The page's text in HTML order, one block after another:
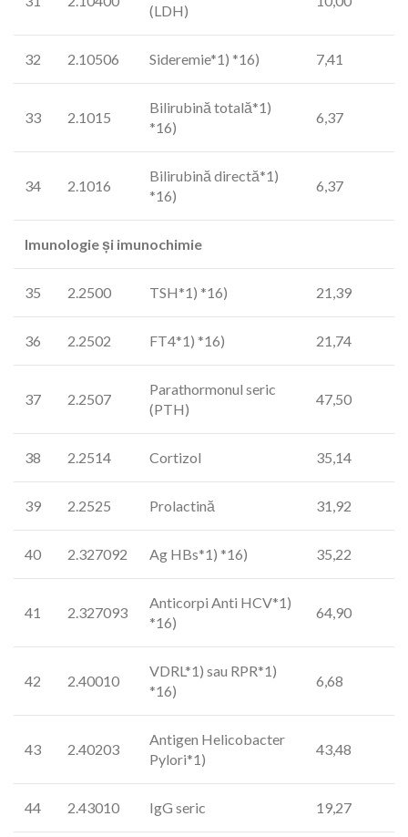
(LDH)
32 2.10506 Sideremie*1) *16) 7,41
33 2.1015
Bilirubină totală*1)
*16)
6,37
34 2.1016
Bilirubină directă*1)
*16)
6,37
Imunologie și imunochimie
35 2.2500 TSH*1) *16) 21,39
36 2.2502 FT4*1) *16) 21,74
37 2.2507
Parathormonul seric
(PTH)
47,50
38 2.2514 Cortizol 35,14
39 2.2525 Prolactină 31,92
40 2.327092 Ag HBs*1) *16) 35,22
41 2.327093
Anticorpi Anti HCV*1)
*16)
64,90
42 2.40010
VDRL*1) sau RPR*1)
*16)
6,68
43 2.40203
Antigen Helicobacter
Pylori*1)
43,48
44 2.43010 IgG seric 19,27